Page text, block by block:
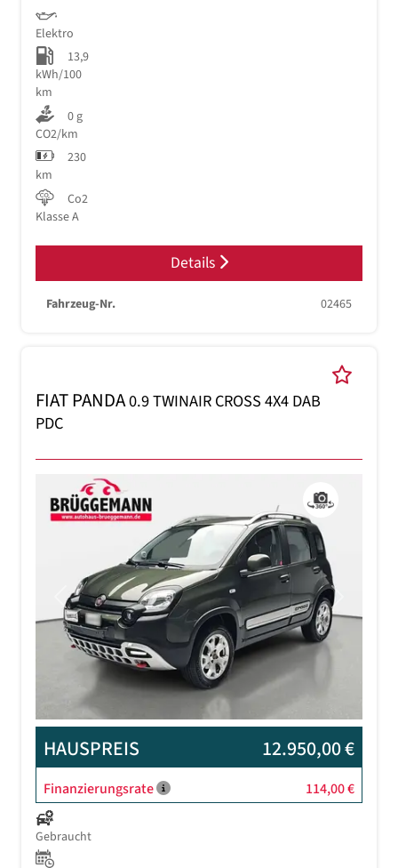
Elektro
13,9
kWh/100
km
0 g
CO2/km
230
km
Co2
Klasse A
Details
Fahrzeug-Nr. 02465
FIAT PANDA0.9 TWINAIR CROSS 4X4 DAB
PDC
Previous
HAUSPREIS 12.950,00 €
Finanzierungsrate 114,00 €
Gebraucht